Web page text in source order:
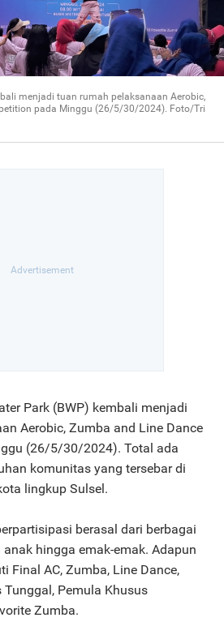
menjadi tuan rumah pelaksanaan Aerobic,
pada Minggu (26/5/30/2024). Foto/Tri
Park (BWP) kembali menjadi
Aerobic, Zumba and Line Dance
(26/5/30/2024). Total ada
komunitas yang tersebar di
lingkup Sulsel.
berasal dari berbagai
hingga emak-emak. Adapun
Final AC, Zumba, Line Dance,
Tunggal, Pemula Khusus
Zumba.